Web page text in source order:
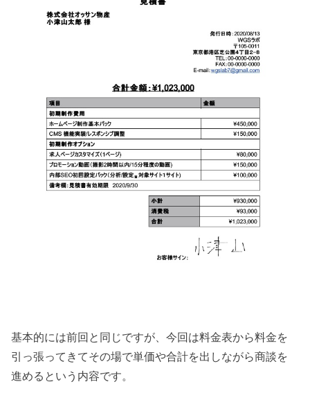
基本的には前回と同じですが、今回は料金表から料金を
引っ張ってきてその場で単価や合計を出しながら商談を
進めるという内容です。